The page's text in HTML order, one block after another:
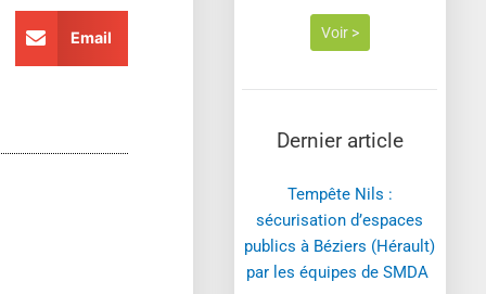
Email Voir >
Dernier article
Tempête Nils :
sécurisation d’espaces
publics à Béziers (Hérault)
par les équipes de SMDA ​